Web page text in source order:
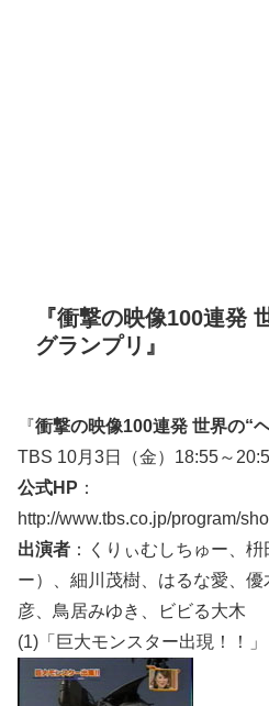
『衝撃の映像100連発
グランプリ』
『衝撃の映像100連発 世界の“
TBS 10月3日（金）18:55～
公式HP ：
http://www.tbs.co.jp/program/
出演者 ：くりぃむしちゅー、
ー）、細川茂樹、はるな愛、
彦、鳥居みゆき、ビビる大木
(1)「巨大モンスター出現！！」